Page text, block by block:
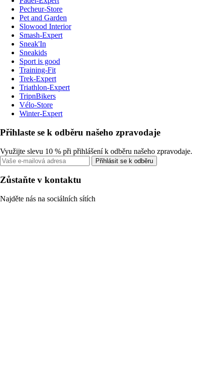
Pecheur-Store
Pet and Garden
Slowood Interior
Smash-Expert
Sneak'In
Sneakids
Sport is good
Training-Fit
Trek-Expert
Triathlon-Expert
TripnBikers
Vélo-Store
Winter-Expert
Přihlaste se k odběru našeho zpravodaje
Využijte slevu 10 % při přihlášení k odběru našeho zpravodaje.
Přihlásit se k odběru
Zůstaňte v kontaktu
Najděte nás na sociálních sítích